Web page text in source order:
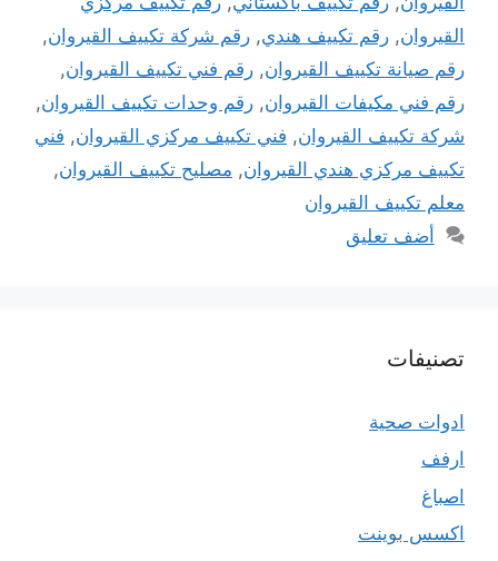
القيروان, رقم تكييف هندي, رقم شركة تكييف القيروان,
رقم صيانة تكييف القيروان, رقم فني تكييف القيروان,
رقم فني مكيفات القيروان, رقم وحدات تكييف القيروان,
شركة تكييف القيروان, فني تكييف مركزي القيروان, فني
تكييف مركزي هندي القيروان, مصليح تكييف القيروان,
معلم تكييف القيروان
أضف تعليق
تصنيفات
ادوات صحية
ارفف
اصباغ
اكسس بوينت